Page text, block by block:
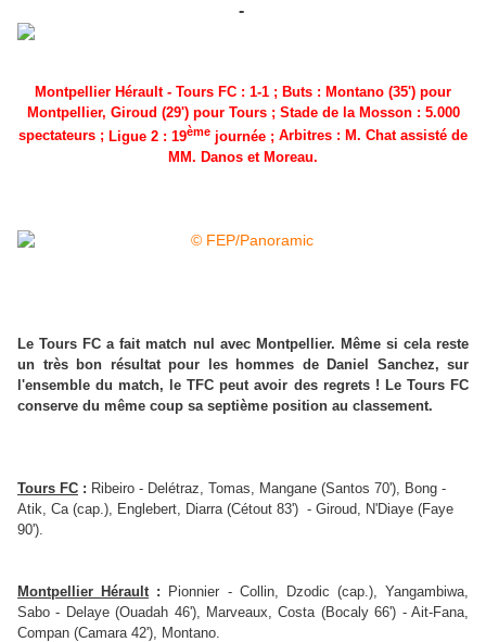
-
Montpellier Hérault - Tours FC : 1-1 ; Buts : Montano (35') pour
Montpellier, Giroud (29') pour Tours ; Stade de la Mosson : 5.000
spectateurs ; Ligue 2 : 19ème journée ; Arbitres : M. Chat assisté de
MM. Danos et Moreau.
Le Tours FC a fait match nul avec Montpellier. Même si cela reste
un très bon résultat pour les hommes de Daniel Sanchez, sur
l'ensemble du match, le TFC peut avoir des regrets ! Le Tours FC
conserve du même coup sa septième position au classement.
Tours FC : Ribeiro - Delétraz, Tomas, Mangane (Santos 70'), Bong -
Atik, Ca (cap.), Englebert, Diarra (Cétout 83') - Giroud, N'Diaye (Faye
90').
Montpellier Hérault : Pionnier -Collin, Dzodic (cap.), Yangambiwa
Sabo- Delaye (Ouadah 46'), Marveaux, Costa (Bocaly 66') - Ait-Fana,
Compan (Camara 42'), Montano.